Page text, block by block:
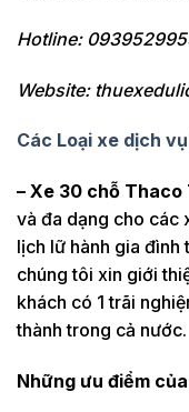
Hotline:
Website:
Các Loại xe dịch
– Xe 30 chỗ Thaco
và đa dạng cho các
lịch lữ hành gia đình
chúng tôi xin giới
khách có 1 trãi
thành trong cả nước.
Những ưu điểm